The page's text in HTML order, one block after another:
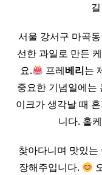
서울 강서구 마곡
선한 과일로 만든
요.
프레베리는
중요한 기념일에는
이크가 생각날 때
니다. 홀
찾아다니며 맛있
장해주입니다.